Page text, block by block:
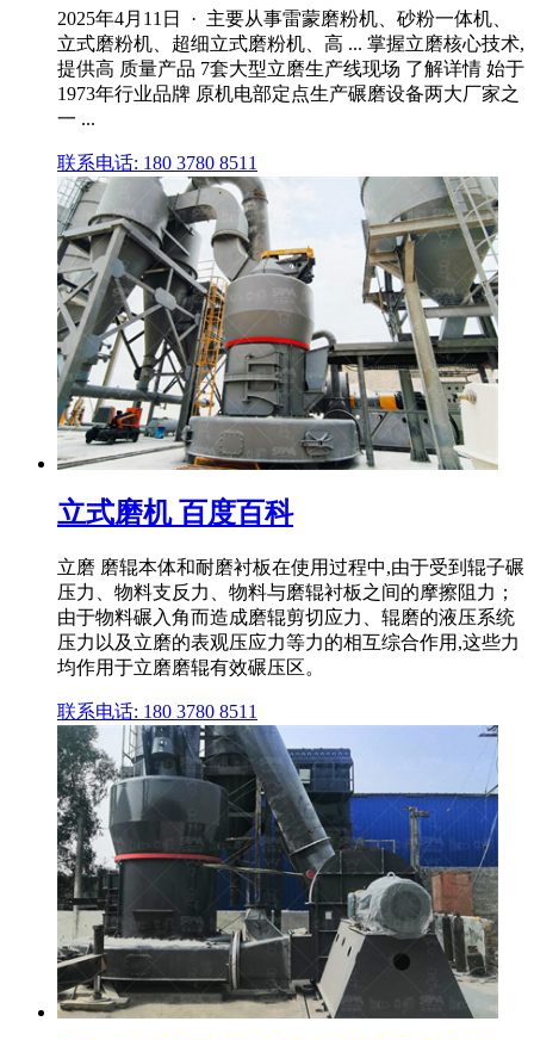
2025年4月11日 · 主要从事雷蒙磨粉机、砂粉一体机、
立式磨粉机、超细立式磨粉机、高 ... 掌握立磨核心技术,
提供高 质量产品 7套大型立磨生产线现场 了解详情 始于
1973年行业品牌 原机电部定点生产碾磨设备两大厂家之
一 ...
联系电话: 180 3780 8511
立式磨机 百度百科
立磨 磨辊本体和耐磨衬板在使用过程中,由于受到辊子碾
压力、物料支反力、物料与磨辊衬板之间的摩擦阻力；
由于物料碾入角而造成磨辊剪切应力、辊磨的液压系统
压力以及立磨的表观压应力等力的相互综合作用,这些力
均作用于立磨磨辊有效碾压区。
联系电话: 180 3780 8511